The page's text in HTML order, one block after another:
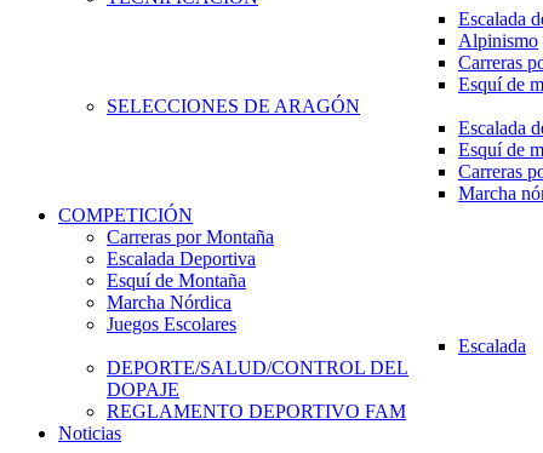
Escalada
Alpinismo
Carreras
Esquí de
SELECCIONES DE ARAGÓN
Escalada
Esquí de
Carreras
Marcha
COMPETICIÓN
Carreras por Montaña
Escalada Deportiva
Esquí de Montaña
Marcha Nórdica
Juegos Escolares
Escalada
DEPORTE/SALUD/CONTROL DEL
DOPAJE
REGLAMENTO DEPORTIVO FAM
Noticias